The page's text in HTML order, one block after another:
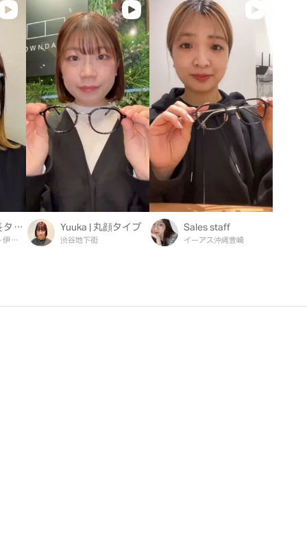
Honami | 面長タイプ
イトーヨーカドー伊勢原
Yuuka | 丸顔タイプ
渋谷地下街
Sales staff
イーアス沖縄豊崎